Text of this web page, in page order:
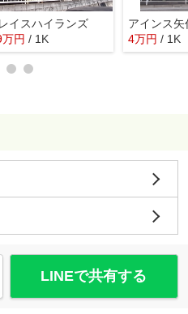
イスハイランズ
万円 / 1K
アインス矢
4万円 / 1K
LINEで共有する